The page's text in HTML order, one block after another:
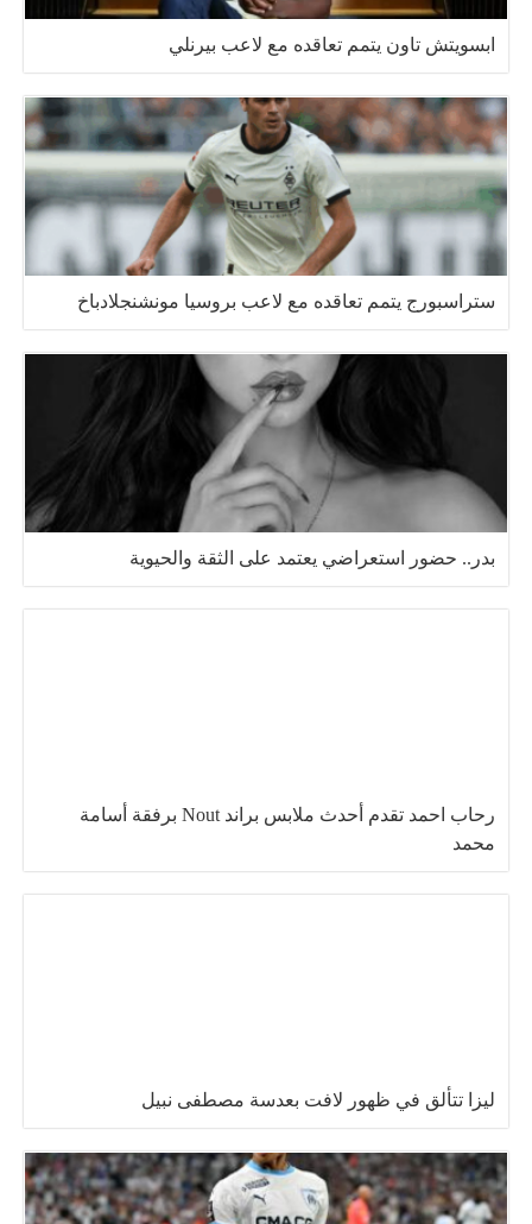
ابسويتش تاون يتمم تعاقده مع لاعب بيرنلي
ستراسبورج يتمم تعاقده مع لاعب بروسيا مونشنجلادباخ
بدر.. حضور استعراضي يعتمد على الثقة والحيوية
رحاب احمد تقدم أحدث ملابس براند Nout برفقة أسامة
محمد
ليزا تتألق في ظهور لافت بعدسة مصطفى نبيل